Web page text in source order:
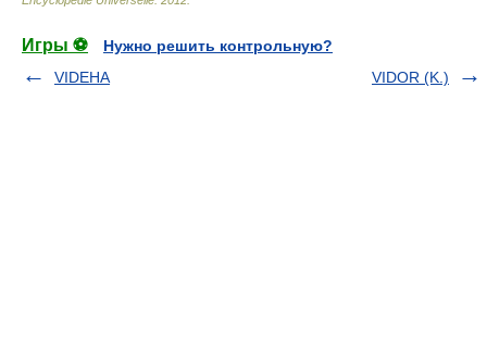
Игры ⚽
Нужно решить контрольную?
VIDEHA
VIDOR (K.)